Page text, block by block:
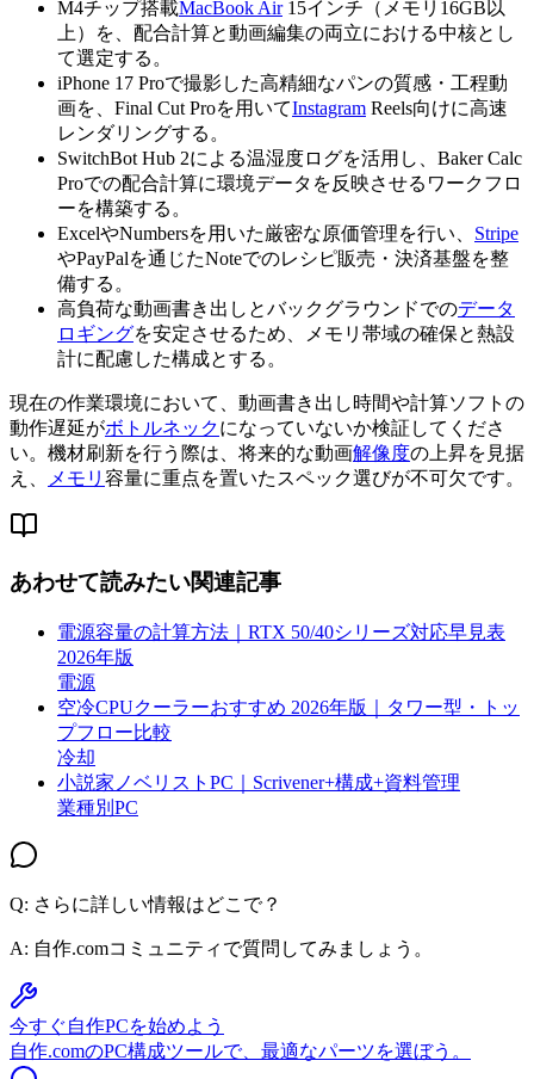
M4チップ搭載MacBook Air15インチ（メモリ16GB以
上）を、配合計算と動画編集の両立における中核とし
て選定する。
iPhone 17 Proで撮影した高精細なパンの質感・工程動
画を、Final Cut Proを用いてInstagram Reels向けに高速
レンダリングする。
SwitchBot Hub 2による温湿度ログを活用し、Baker Calc
Proでの配合計算に環境データを反映させるワークフロ
ーを構築する。
ExcelやNumbersを用いた厳密な原価管理を行い、 Stripe
やPayPalを通じたNoteでのレシピ販売・決済基盤を整
備する。
高負荷な動画書き出しとバックグラウンドでのデータ
ロギングを安定させるため、メモリ帯域の確保と熱設
計に配慮した構成とする。
現在の作業環境において、動画書き出し時間や計算ソフトの
動作遅延がボトルネックになっていないか検証してくださ
い。機材刷新を行う際は、将来的な動画解像度の上昇を見据
え、
メモリ 容量に重点を置いたスペック選びが不可欠です。
あわせて読みたい関連記事
電源容量の計算方法｜RTX 50/40シリーズ対応早見表
2026年版
電源
空冷CPUクーラーおすすめ 2026年版｜タワー型・トッ
プフロー比較
冷却
小説家ノベリストPC｜Scrivener+構成+資料管理
業種別PC
Q: さらに詳しい情報はどこで？
A: 自作.comコミュニティで質問してみましょう。
今すぐ自作PCを始めよう
自作.comのPC構成ツールで、最適なパーツを選ぼう。